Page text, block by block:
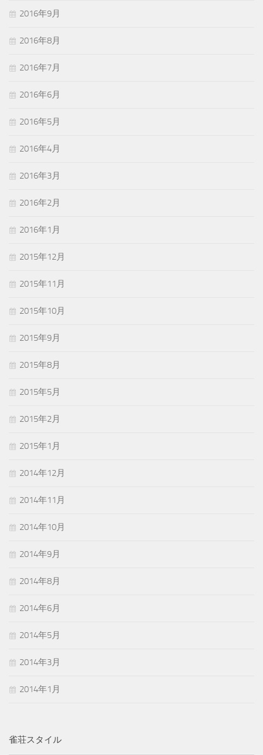
2016年9月
2016年8月
2016年7月
2016年6月
2016年5月
2016年4月
2016年3月
2016年2月
2016年1月
2015年12月
2015年11月
2015年10月
2015年9月
2015年8月
2015年5月
2015年2月
2015年1月
2014年12月
2014年11月
2014年10月
2014年9月
2014年8月
2014年6月
2014年5月
2014年3月
2014年1月
雀荘スタイル